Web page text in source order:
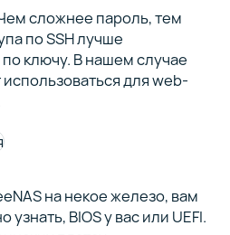
сложнее пароль, тем
по SSH лучше
ключу. В нашем случае
для web-
на некое железо, вам
BIOS у вас или UEFI.